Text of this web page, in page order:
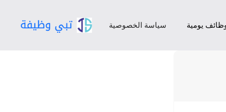
يومية سياسة الخصوصية